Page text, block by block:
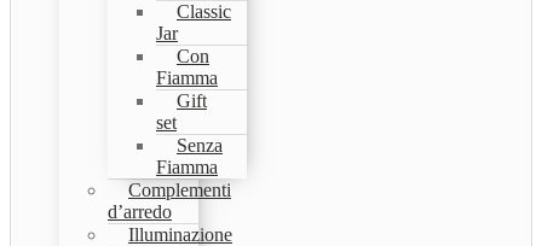
Classic
Jar
Con
Fiamma
Gift
set
Senza
Fiamma
Complementi
d’arredo
Illuminazione